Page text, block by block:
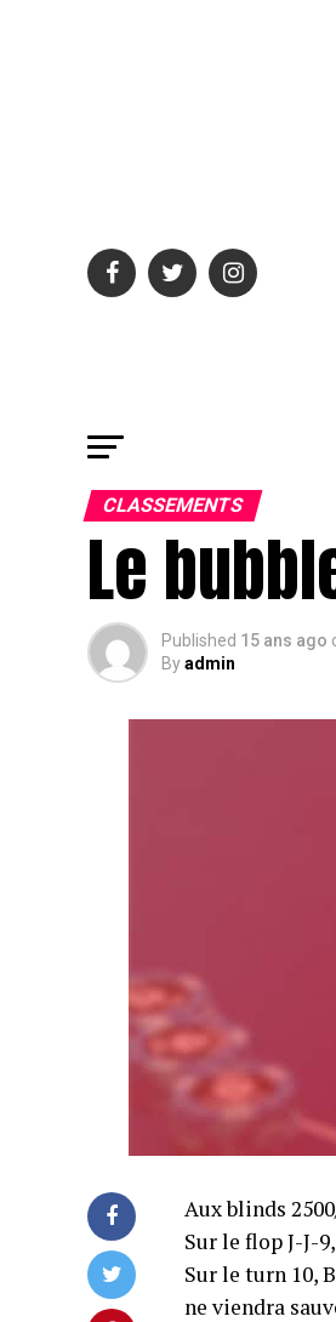
CLASSEMENTS
Le
Published 15 ans ago
Byadmin
Aux blinds
Sur le flop J-J-
Sur le turn 10,
ne viendra